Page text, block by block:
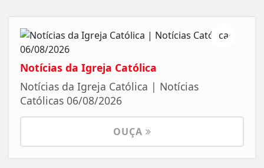
Notícias da Igreja Católica
Notícias da Igreja Católica | Notícias
Católicas 06/08/2026
OUÇA